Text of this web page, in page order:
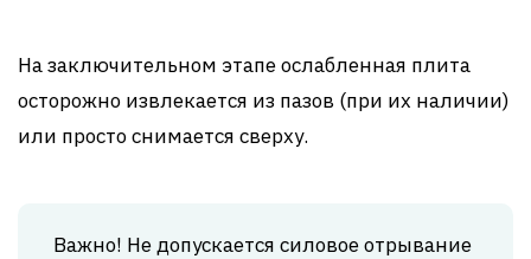
На заключительном этапе ослабленная плита
осторожно извлекается из пазов (при их наличии)
или просто снимается сверху.
Важно! Не допускается силовое отрывание